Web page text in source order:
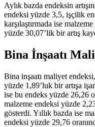
Aylık bazda endeksin
endeksi yüzde 3,5, işçilik
karşılaştırmada ise
yüzde 30,07’lik bir artış
Bina İnşaatı
Bina inşaatı maliyet
yüzde 1,89’luk bir artışa
ise bu endeks yüzde 26,26
malzeme endeksi yüzde
gösterdi. Yıllık bazda ise
endeksi yüzde 29,76